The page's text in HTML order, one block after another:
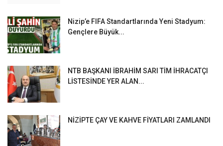
Nizip’e FIFA Standartlarında Yeni Stadyum:
Gençlere Büyük...
NTB BAŞKANI İBRAHİM SARI TİM İHRACATÇI
LİSTESİNDE YER ALAN...
NİZİPTE ÇAY VE KAHVE FİYATLARI ZAMLANDI